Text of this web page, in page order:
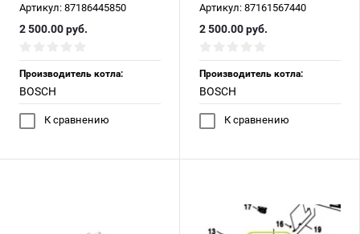
Артикул: 87186445850
2 500.00руб.
Производитель котла:
BOSCH
К сравнению
Артикул: 87161567440
2 500.00руб.
Производитель котла:
BOSCH
К сравнению